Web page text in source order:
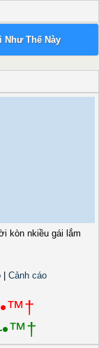
Như Thế Này
kòn nkiều gái lắm
Cảnh cáo